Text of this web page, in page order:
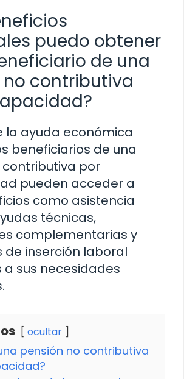
puedo obtener
de una
no contributiva
la ayuda económica
beneficiarios de una
contributiva por
pueden acceder a
como asistencia
técnicas,
complementarias y
inserción laboral
sus necesidades
ocultar
pensión no contributiva